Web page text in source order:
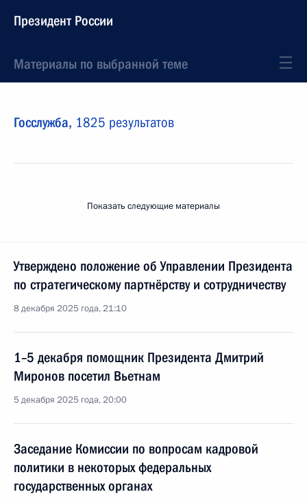
Президент России
Материалы по выбранной теме
Госслужба, 1825 результатов
Показать следующие материалы
Утверждено положение об Управлении Президента
по стратегическому партнёрству и сотрудничеству
8 декабря 2025 года, 21:10
1–5 декабря помощник Президента Дмитрий
Миронов посетил Вьетнам
5 декабря 2025 года, 20:00
Заседание Комиссии по вопросам кадровой
политики в некоторых федеральных
государственных органах